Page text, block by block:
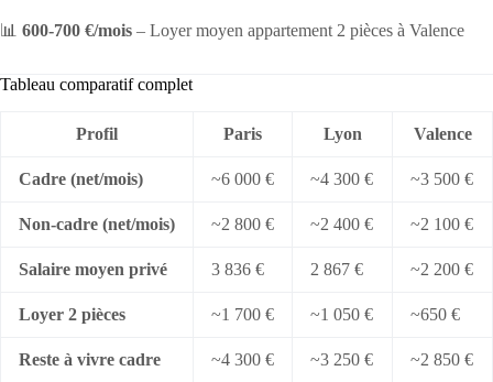
📊 600-700 €/mois – Loyer moyen appartement 2 pièces à Valence
Tableau comparatif complet
Profil Paris Lyon Valence
Cadre (net/mois) ~6 000 € ~4 300 € ~3 500 €
Non-cadre (net/mois) ~2 800 € ~2 400 € ~2 100 €
Salaire moyen privé 3 836 € 2 867 € ~2 200 €
Loyer 2 pièces ~1 700 € ~1 050 € ~650 €
Reste à vivre cadre ~4 300 € ~3 250 €
~2 850 €